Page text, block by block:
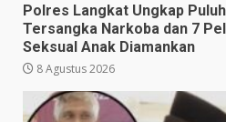
Polres Langkat Ungkap
Tersangka Narkoba dan 7
Seksual Anak Diamankan
8 Agustus 2026